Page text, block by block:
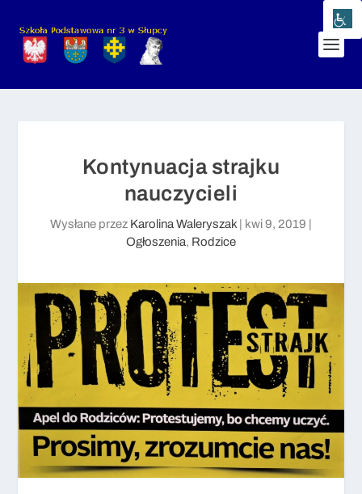
Kontynuacja strajku
nauczycieli
Wysłane przez Karolina Waleryszak kwi 9, 2019
Ogłoszenia, Rodzice